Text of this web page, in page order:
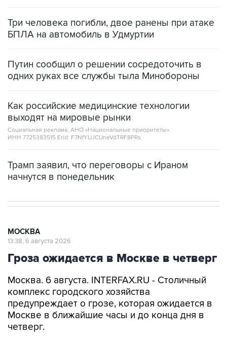
Три человека погибли, двое ранены при атаке
БПЛА на автомобиль в Удмуртии
Путин сообщил о решении сосредоточить в
одних руках все службы тыла Минобороны
Как российские медицинские технологии
выходят на мировые рынки
Социальная реклама, АНО «Национальные приоритеты».
ИНН 7725383515 Erid: F7NfYUJCUneVdTRF8PRs
Трамп заявил, что переговоры с Ираном
начнутся в понедельник
МОСКВА
13:38, 6 августа 2026
Гроза ожидается в Москве в четверг
Москва. 6 августа. INTERFAX.RU - Столичный
комплекс городского хозяйства
предупреждает о грозе, которая ожидается в
Москве в ближайшие часы и до конца дня в
четверг.